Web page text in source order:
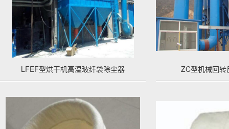
LFEF型烘干机高温玻纤袋除尘器 ZC型机械回